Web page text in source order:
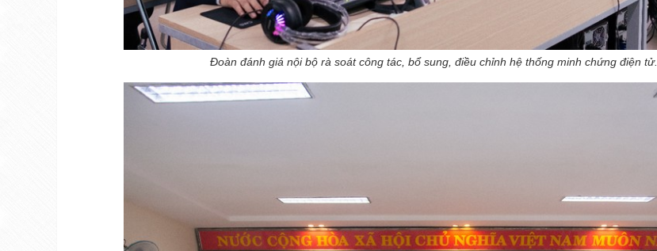
Đoàn đánh giá nội bộ rà soát công tác, bổ sung, điều chỉnh hệ thống minh chứng điện tử.